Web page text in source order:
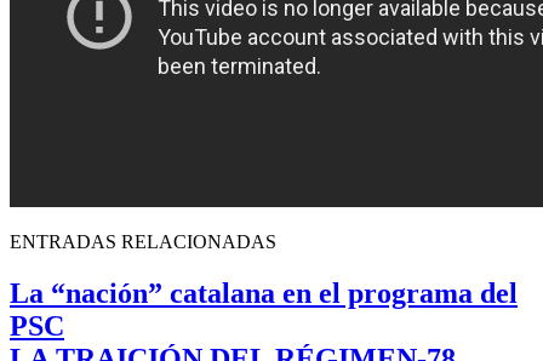
ENTRADAS RELACIONADAS
La “nación” catalana en el programa del
PSC